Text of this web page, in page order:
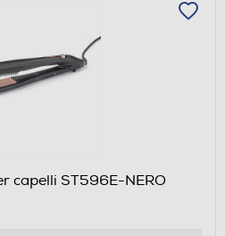
capelli ST596E-NERO